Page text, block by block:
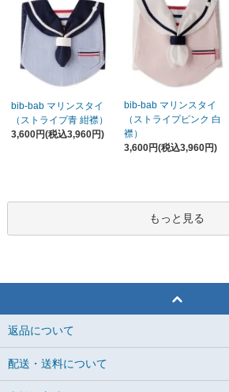
bib-bab マリンスタイ
（ストライプ青 紺襟）
3,600円(税込3,960円)
bib-bab マリンスタイ
（ストライプピンク 白
襟）
3,600円(税込3,960円)
もっと見る
返品について
配送・送料について